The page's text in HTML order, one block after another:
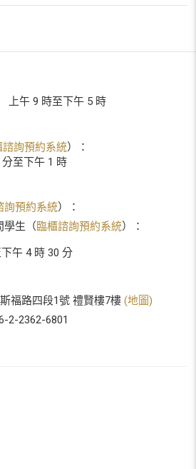
上午 9 時至下午 5 時
諮詢預約系統）：
至下午 1 時
詢預約系統）：
學生（臨櫃諮詢預約系統）：
午 4 時 30 分
福路四段1號 禮賢樓7樓 (地圖)
2-2362-6801